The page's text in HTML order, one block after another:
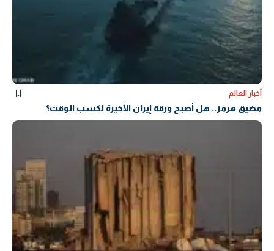
أخبار العالم
مضيق هرمز.. هل أصبح ورقة إيران الأخيرة لكسب الوقت؟